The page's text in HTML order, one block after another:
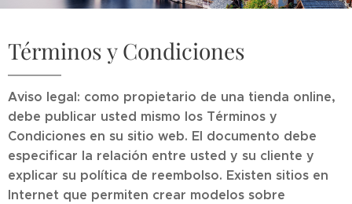
Términos y Condiciones
Aviso legal: como propietario de una tienda online,
debe publicar usted mismo los Términos y
Condiciones en su sitio web. El documento debe
especificar la relación entre usted y su cliente y
explicar su política de reembolso. Existen sitios en
Internet que permiten crear modelos sobre